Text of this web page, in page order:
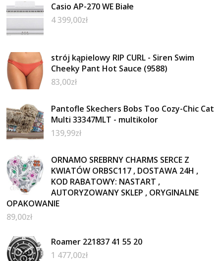
Casio AP-270 WE Białe
4 399,00zł
strój kąpielowy RIP CURL - Siren Swim
Cheeky Pant Hot Sauce (9588)
83,00zł
Pantofle Skechers Bobs Too Cozy-Chic Cat
Multi 33347MLT - multikolor
139,99zł
ORNAMO SREBRNY CHARMS SERCE Z
KWIATÓW ORBSC117 , DOSTAWA 24H ,
KOD RABATOWY: NASTART ,
AUTORYZOWANY SKLEP , ORYGINALNE
OPAKOWANIE
89,00zł
Roamer 221837 41 55 20
1 477,00zł